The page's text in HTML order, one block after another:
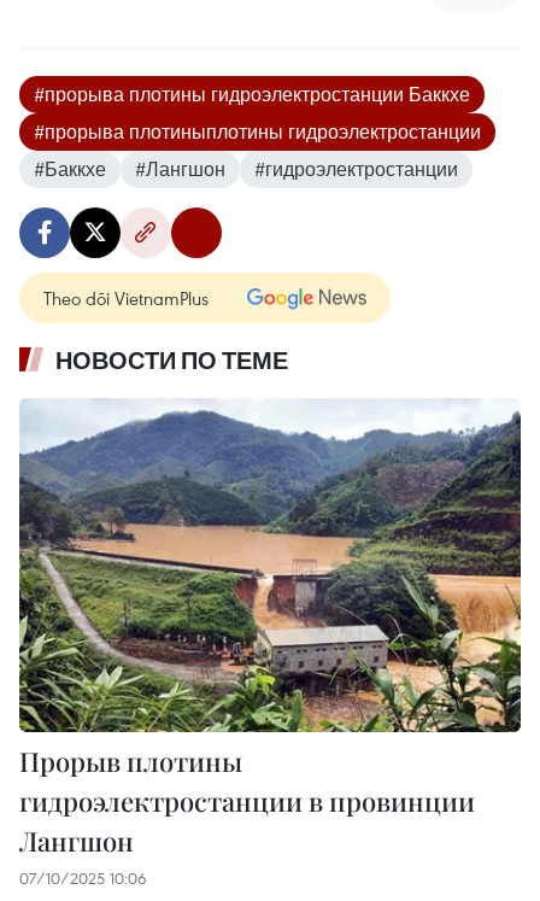
#прорыва плотины гидроэлектростанции Баккхе
#прорыва плотиныплотины гидроэлектростанции
#Баккхе
#Лангшон #гидроэлектростанции
Theo dõi VietnamPlus
НОВОСТИ ПО ТЕМЕ
Прорыв плотины
гидроэлектростанции в провинции
Лангшон
07/10/2025 10:06